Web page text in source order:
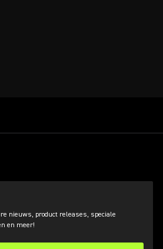
nieuws, product releases, speciale
en meer!